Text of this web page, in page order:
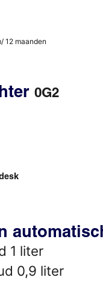
12 maanden
0G2
1 liter
0,9 liter